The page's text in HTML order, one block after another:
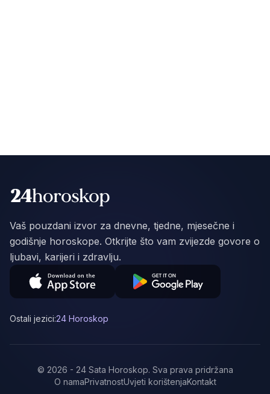
Vaš pouzdani izvor za dnevne, tjedne, mjesečne i
godišnje horoskope. Otkrijte što vam zvijezde govore o
ljubavi, karijeri i zdravlju.
Ostali jezici:24 Horoskop
© 2026 - 24 Sata Horoskop. Sva prava pridržana
O namaPrivatnostUvjeti korištenjaKontakt